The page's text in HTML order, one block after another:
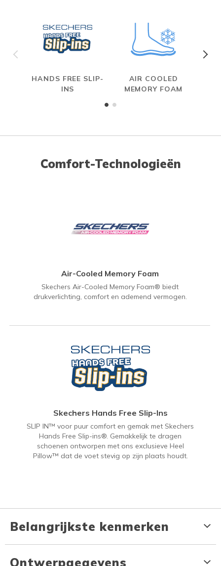
HANDS FREE SLIP-
INS
AIR COOLED
MEMORY FOAM
Comfort-Technologieën
Air-Cooled Memory Foam
Skechers Air-Cooled Memory Foam® biedt
drukverlichting, comfort en ademend vermogen.
Skechers Hands Free Slip-Ins
SLIP IN™ voor puur comfort en gemak met Skechers
Hands Free Slip-ins®. Gemakkelijk te dragen
schoenen ontworpen met ons exclusieve Heel
Pillow™ dat de voet stevig op zijn plaats houdt.
Belangrijkste kenmerken
Ontwerpgegevens